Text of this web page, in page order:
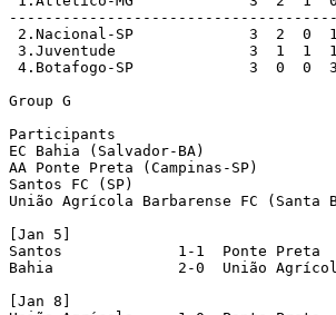
2.Nacional-SP             3  2  0
3.Juventude               3  1  1
4.Botafogo-SP             3  0  0
Group G
Participants
EC Bahia (Salvador-BA)
AA Ponte Preta (Campinas-SP)
Santos FC (SP)
União Agrícola Barbarense FC (Santa
[Jan 5]
Santos             1-1  Ponte Preta
Bahia              2-0  União
[Jan 8]